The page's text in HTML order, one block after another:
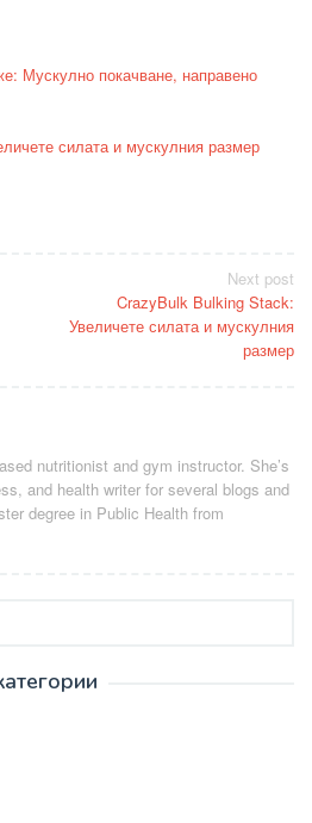
Мускулно покачване, направено
силата и мускулния размер
Next post
CrazyBulk Bulking Stack:
Увеличете силата и мускулния
размер
nutritionist and gym instructor. She’s
and health writer for several blogs and
degree in Public Health from